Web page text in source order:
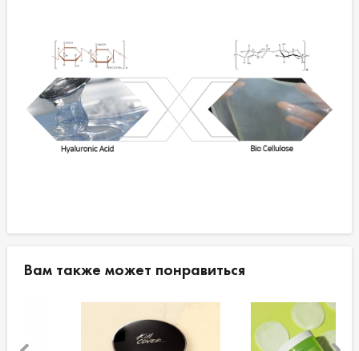
Вам также может понравиться